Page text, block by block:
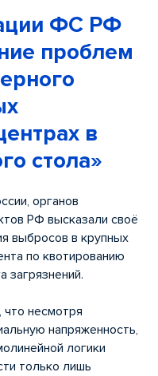
ФС РФ
проблем
в
стола»
органов
РФ высказали своё
выбросов в крупных
по квотированию
загрязнений.
несмотря
напряженность,
логики
только лишь